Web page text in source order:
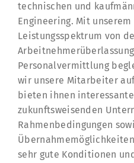
technischen und
Engineering. Mit
Leistungsspektrum von
Personalvermittlung
wir unsere Mitarbeiter
bieten ihnen
zukunftsweisenden
Rahmenbedingungen
sehr gute Konditionen